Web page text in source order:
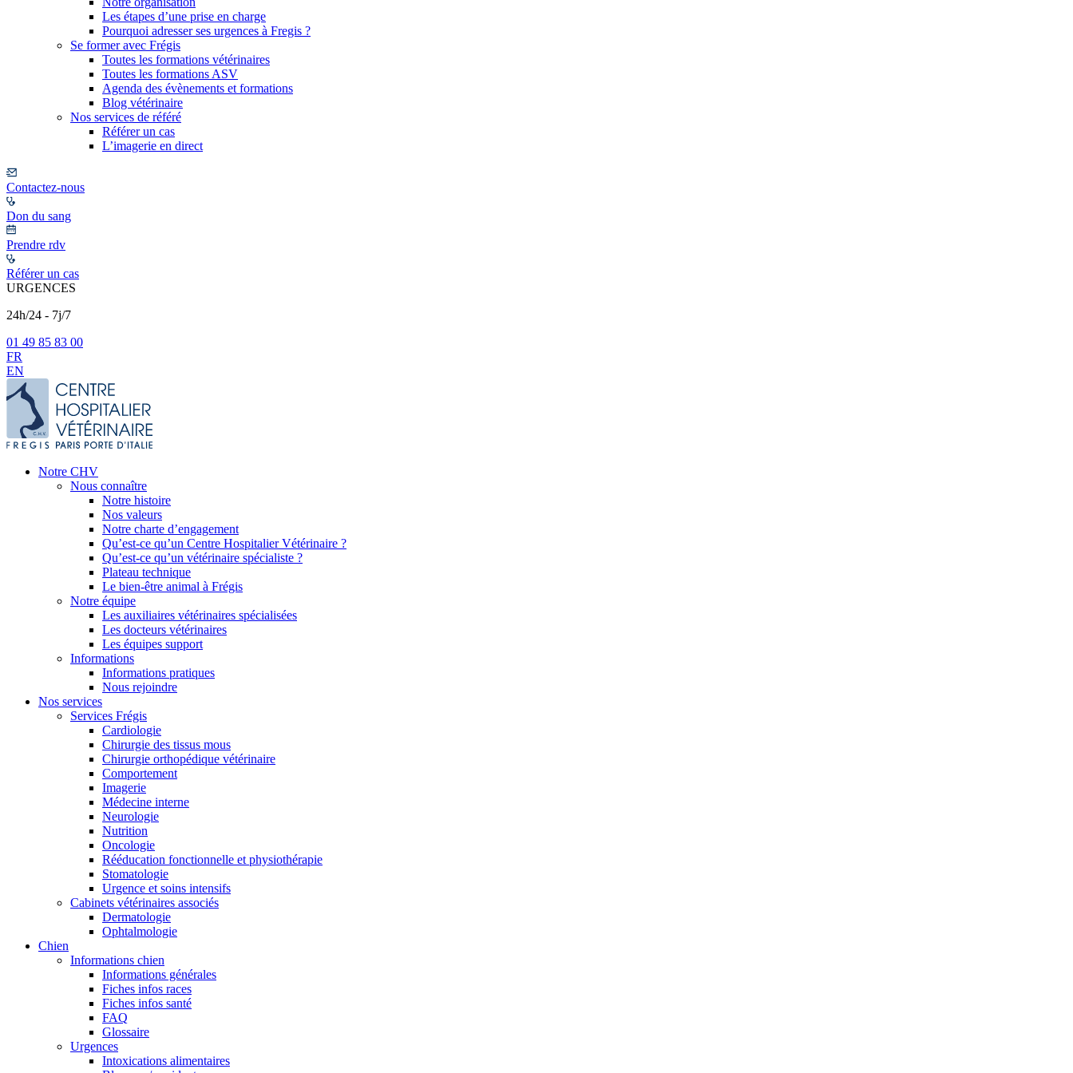
Les étapes d’une prise en charge
Pourquoi adresser ses urgences à Fregis ?
Se former avec Frégis
Toutes les formations vétérinaires
Toutes les formations ASV
Agenda des évènements et formations
Blog vétérinaire
Nos services de référé
Référer un cas
L’imagerie en direct
Contactez-nous
Don du sang
Prendre rdv
Référer un cas
URGENCES
24h/24 - 7j/7
01 49 85 83 00
FR
EN
Notre CHV
Nous connaître
Notre histoire
Nos valeurs
Notre charte d’engagement
Qu’est-ce qu’un Centre Hospitalier Vétérinaire ?
Qu’est-ce qu’un vétérinaire spécialiste ?
Plateau technique
Le bien-être animal à Frégis
Notre équipe
Les auxiliaires vétérinaires spécialisées
Les docteurs vétérinaires
Les équipes support
Informations
Informations pratiques
Nous rejoindre
Nos services
Services Frégis
Cardiologie
Chirurgie des tissus mous
Chirurgie orthopédique vétérinaire
Comportement
Imagerie
Médecine interne
Neurologie
Nutrition
Oncologie
Rééducation fonctionnelle et physiothérapie
Stomatologie
Urgence et soins intensifs
Cabinets vétérinaires associés
Dermatologie
Ophtalmologie
Chien
Informations chien
Informations générales
Fiches infos races
Fiches infos santé
FAQ
Glossaire
Urgences
Intoxications alimentaires